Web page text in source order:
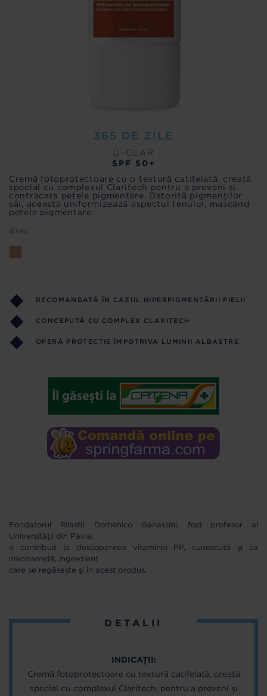
365 DE ZILE
D-CLAR
SPF 50+
Cremă fotoprotectoare cu o textură catifelată, creată
special cu complexul Claritech pentru a preveni și
contracara petele pigmentare. Datorită pigmenților
săi, aceasta uniformizează aspectul tenului, mascând
petele pigmentare.
40 ml
RECOMANDATĂ ÎN CAZUL HIPERPIGMENTĂRII PIELII
CONCEPUTĂ CU COMPLEX CLARITECH
OFERĂ PROTECȚIE ÎMPOTRIVA LUMINII ALBASTRE
Fondatorul Rilastil, Domenico Ganassini, fost profesor al
Universității din Pavia,
a contribuit la descoperirea vitaminei PP, cunoscută și ca
niacinamidă, ingredient
care se regăsește și în acest produs.
DETALII
INDICAȚII:
Cremă fotoprotectoare cu textură catifelată, creată
special cu complexul Claritech, pentru a preveni și